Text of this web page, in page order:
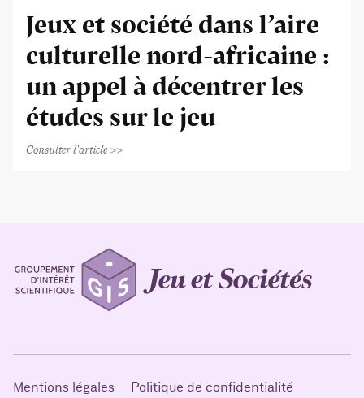
Jeux et société dans l’aire
culturelle nord-africaine :
un appel à décentrer les
études sur le jeu
Consulter l'article
Mentions légales
Politique de confidentialité